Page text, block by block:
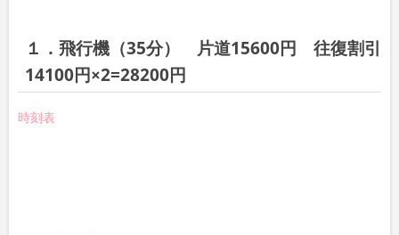
１．飛行機（35分） 片道15600円 往復割引
14100円×2=28200円
時刻表